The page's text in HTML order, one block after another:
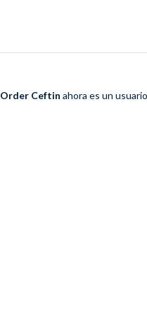
Order Ceftin ahora es un